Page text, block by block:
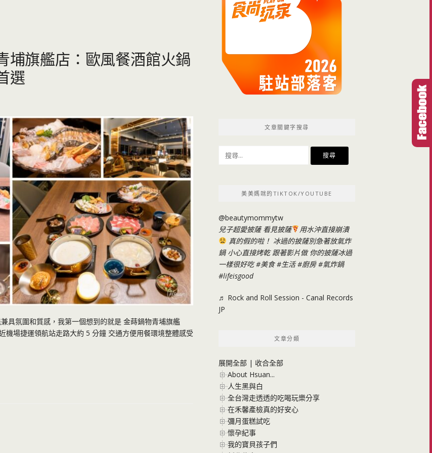
埔旗艦店：歐風餐酒館火鍋
選
具氛圍和質感，我第一個想到的就是 金蒔鍋物青埔旗艦
機場捷運領航站走路大約 5 分鐘 交通方便用餐環境整體感受
文章關鍵字搜尋
尋
美美媽咪的TIKTOK/YOUTUBE
@beautymommytw
兒子超愛披薩 看見披薩
用水沖直接崩潰
真的假的啦！ 冰過的披薩別急著放氣炸
鍋 小心直接烤乾 跟著影片做 你的披薩冰過
一樣很好吃#美食 #生活 #廚房 #氣炸鍋
#lifeisgood
♬ Rock and Roll Session - Canal Records
JP
文章分類
展開全部 | 收合全部
About Hsuan...
人生黑與白
全台灣走透透的吃喝玩樂分享
在禾馨產檢真的好安心
彌月蛋糕試吃
懷孕紀事
我的寶貝孩子們